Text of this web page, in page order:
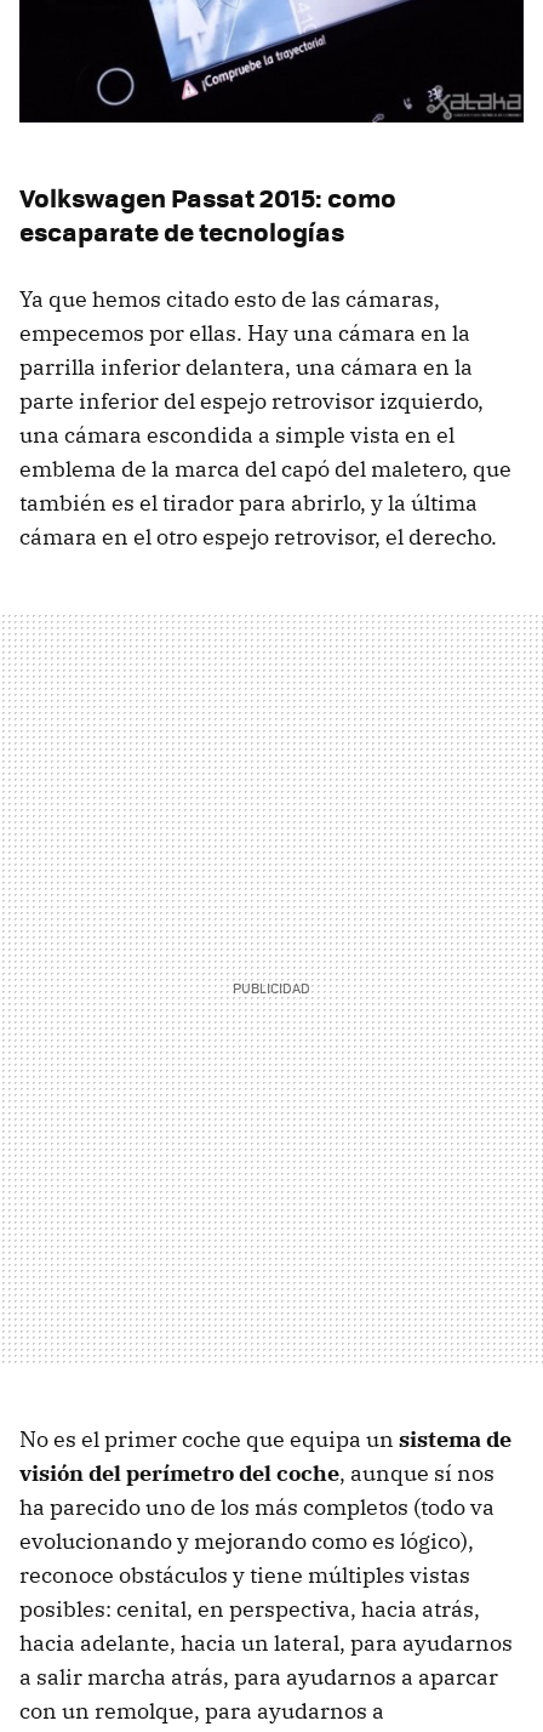
Volkswagen Passat 2015: como
escaparate de tecnologías
Ya que hemos citado esto de las cámaras,
empecemos por ellas. Hay una cámara en la
parrilla inferior delantera, una cámara en la
parte inferior del espejo retrovisor izquierdo,
una cámara escondida a simple vista en el
emblema de la marca del capó del maletero, que
también es el tirador para abrirlo, y la última
cámara en el otro espejo retrovisor, el derecho.
No es el primer coche que equipa un sistema de
visión del perímetro del coche, aunque sí nos
ha parecido uno de los más completos (todo va
evolucionando y mejorando como es lógico),
reconoce obstáculos y tiene múltiples vistas
posibles: cenital, en perspectiva, hacia atrás,
hacia adelante, hacia un lateral, para ayudarnos
a salir marcha atrás, para ayudarnos a aparcar
con un remolque, para ayudarnos a